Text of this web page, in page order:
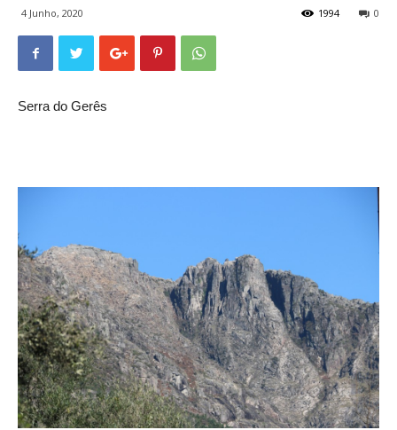
4 Junho, 2020 0
1994
Serra do Gerês